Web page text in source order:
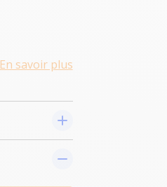
En savoir plus